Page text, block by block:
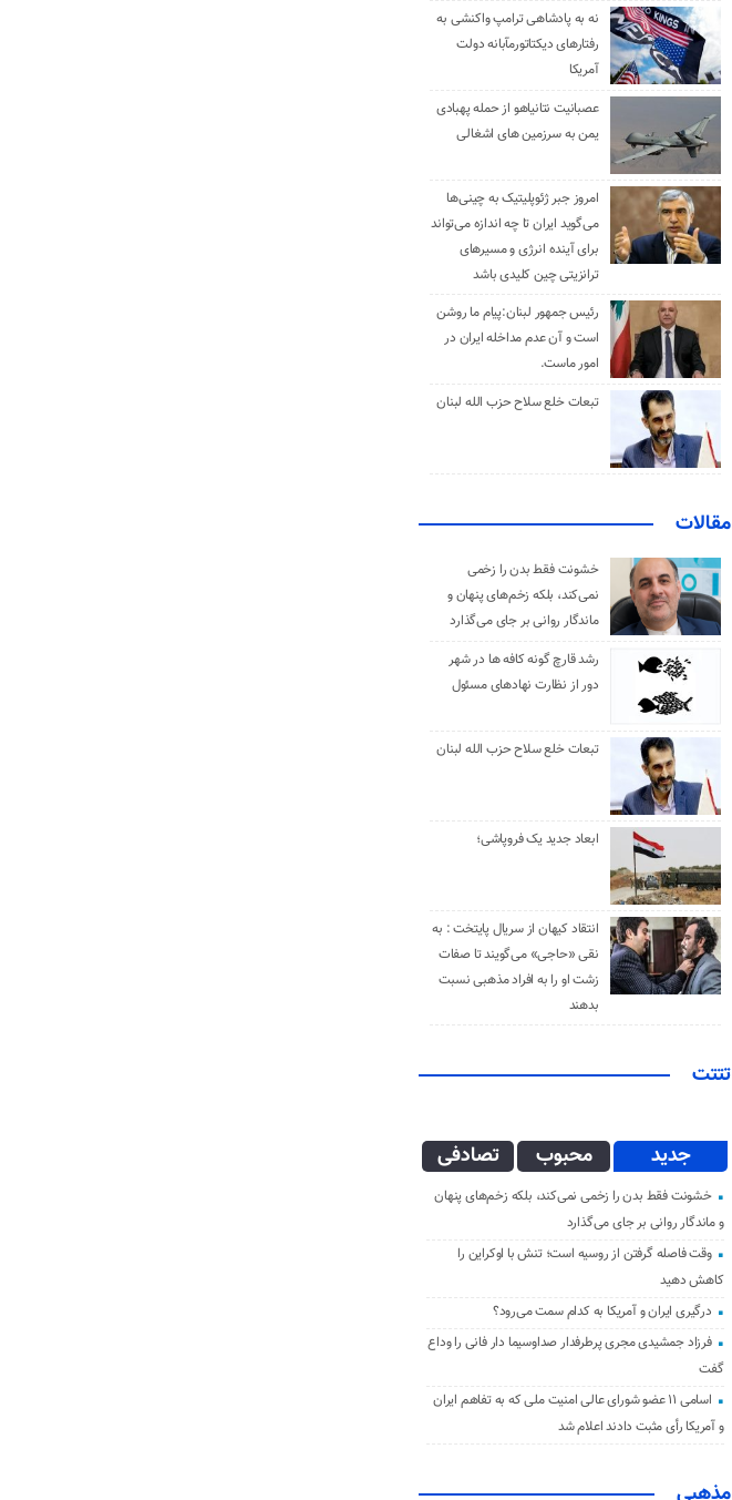
نه به پادشاهی ترامپ واکنشی به
رفتارهای دیکتاتورمآبانه دولت
آمریکا
عصبانیت نتانیاهو از حمله پهبادی
یمن به سرزمین های اشغالی
امروز جبر ژئوپلیتیک به چینی‌ها
می‌گوید ایران تا چه اندازه می‌تواند
برای آینده انرژی و مسیرهای
ترانزیتی چین کلیدی باشد
رئیس جمهور لبنان:پیام ما روشن
است و آن عدم مداخله ایران در
امور ماست.
تبعات خلع سلاح حزب الله لبنان
مقالات
خشونت فقط بدن را زخمی
نمی‌کند، بلکه زخم‌های پنهان و
ماندگار روانی بر جای می‌گذارد
رشد قارچ گونه کافه ها در شهر
دور از نظارت نهادهای مسئول
تبعات خلع سلاح حزب الله لبنان
ابعاد جدید یک فروپاشی؛
انتقاد کیهان از سریال پایتخت : به
نقی «حاجی» می‌گویند تا صفات
زشت او را به افراد مذهبی نسبت
بدهند
تتتت
جدید محبوب تصادفی
خشونت فقط بدن را زخمی نمی‌کند، بلکه زخم‌های پنهان
و ماندگار روانی بر جای می‌گذارد
وقت فاصله گرفتن از روسیه است؛ تنش با اوکراین را
کاهش دهید
درگیری ایران و آمریکا به کدام سمت می‌رود؟
فرزاد جمشیدی مجری پرطرفدار صداوسیما دار فانی را وداع
گفت
اسامی ۱۱ عضو شورای عالی امنیت ملی که به تفاهم ایران
و آمریکا رأی مثبت دادند اعلام شد
مذهبی